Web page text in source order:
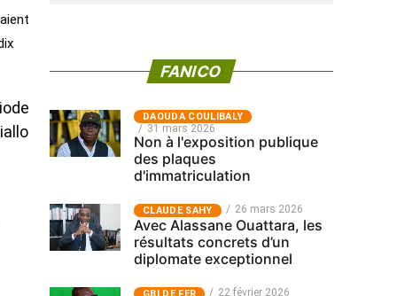
FANICO
‎DAOUDA COULIBALY
31 mars 2026
Non à l'exposition publique
des plaques
d'immatriculation
CLAUDE SAHY 26 mars 2026
Avec Alassane Ouattara, les
résultats concrets d’un
diplomate exceptionnel
22 février 2026